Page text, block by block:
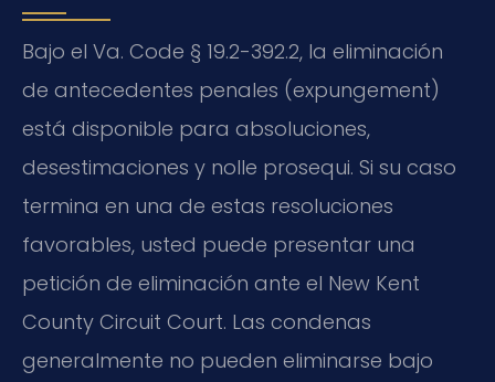
Bajo el Va. Code § 19.2-392.2, la eliminación
de antecedentes penales (expungement)
está disponible para absoluciones,
desestimaciones y nolle prosequi. Si su caso
termina en una de estas resoluciones
favorables, usted puede presentar una
petición de eliminación ante el New Kent
County Circuit Court. Las condenas
generalmente no pueden eliminarse bajo